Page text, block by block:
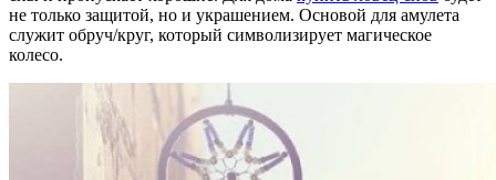
не только защитой, но и украшением. Основой для амулета
служит обруч/круг, который символизирует магическое
колесо.